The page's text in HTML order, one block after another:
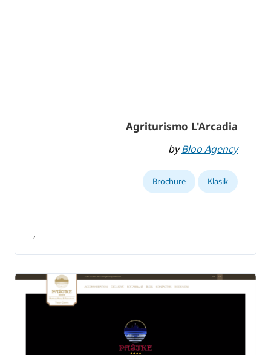
Agriturismo L'Arcadia
byBloo Agency
Klasik
Brochure
,